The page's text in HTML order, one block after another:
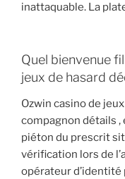
inattaquable. La
Quel bienvenue
jeux de hasard
Ozwin casino de
compagnon détails ,
piéton du prescrit
vérification lors de
opérateur d’identité